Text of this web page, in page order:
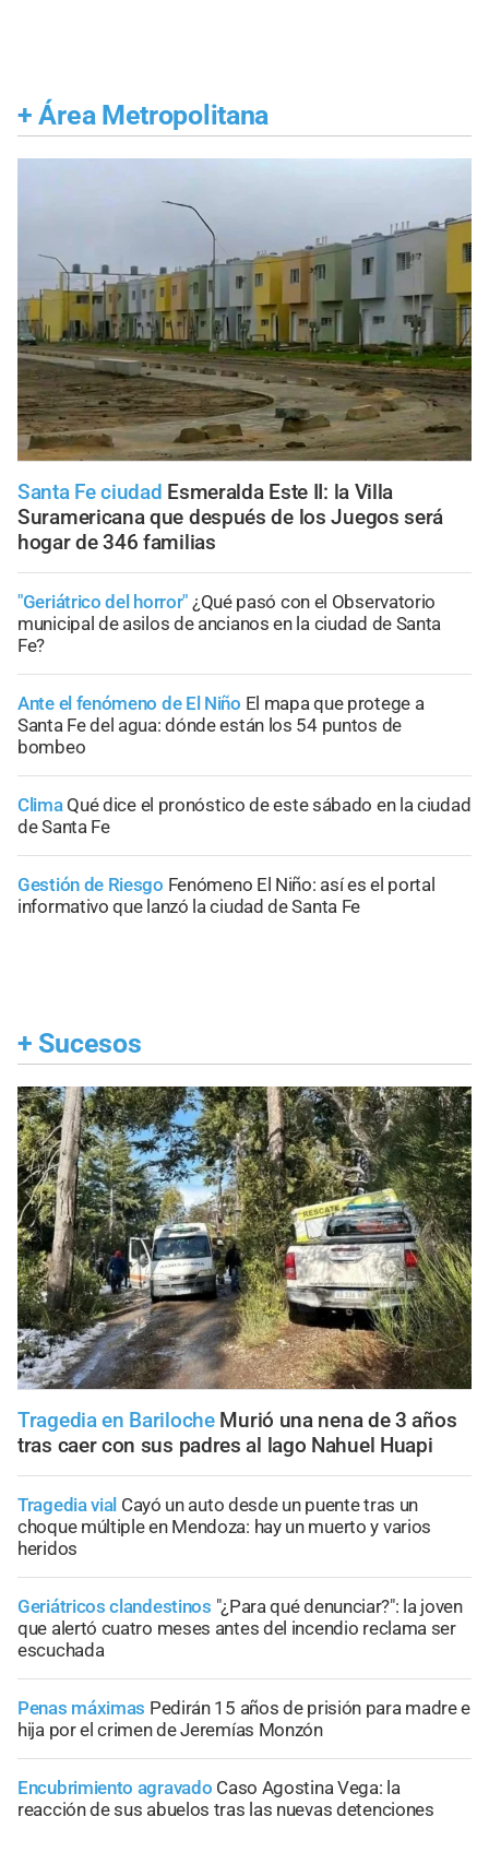
+ Área Metropolitana
Santa Fe ciudad Esmeralda Este II: la Villa
Suramericana que después de los Juegos será
hogar de 346 familias
"Geriátrico del horror" ¿Qué pasó con el Observatorio
municipal de asilos de ancianos en la ciudad de Santa
Fe?
Ante el fenómeno de El Niño El mapa que protege a
Santa Fe del agua: dónde están los 54 puntos de
bombeo
Clima Qué dice el pronóstico de este sábado en la ciudad
de Santa Fe
Gestión de Riesgo Fenómeno El Niño: así es el portal
informativo que lanzó la ciudad de Santa Fe
+ Sucesos
Tragedia en Bariloche Murió una nena de 3 años
tras caer con sus padres al lago Nahuel Huapi
Tragedia vial Cayó un auto desde un puente tras un
choque múltiple en Mendoza: hay un muerto y varios
heridos
Geriátricos clandestinos "¿Para qué denunciar?": la joven
que alertó cuatro meses antes del incendio reclama ser
escuchada
Penas máximas Pedirán 15 años de prisión para madre e
hija por el crimen de Jeremías Monzón
Encubrimiento agravado Caso Agostina Vega: la
reacción de sus abuelos tras las nuevas detenciones